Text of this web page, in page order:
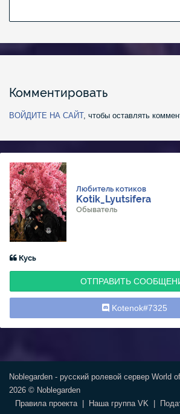
Комментировать
ВОЙДИТЕ НА САЙТ, чтобы оставлять
Любитель котиков
Kotik_Lyutsifera
Обыватель
Кусь
ОТПРАВИТЬ
Kotenok#7325
Noblegarden - русский ролевой сервер World
2026 © Noblegarden
Правила проекта| Наша группа VK